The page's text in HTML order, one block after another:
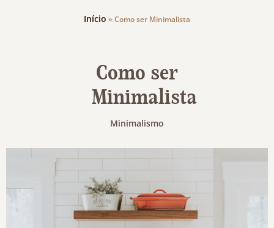
Início » Como ser Minimalista
Como ser
Minimalista
Minimalismo